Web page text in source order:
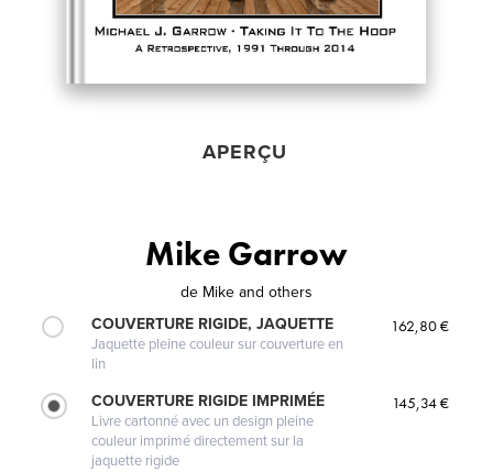
APERÇU
Mike Garrow
de Mike and others
COUVERTURE RIGIDE, JAQUETTE
Jaquette pleine couleur sur couverture en
lin
162,80 €
COUVERTURE RIGIDE IMPRIMÉE
Livre cartonné avec un design pleine
couleur imprimé directement sur la
jaquette rigide
145,34 €